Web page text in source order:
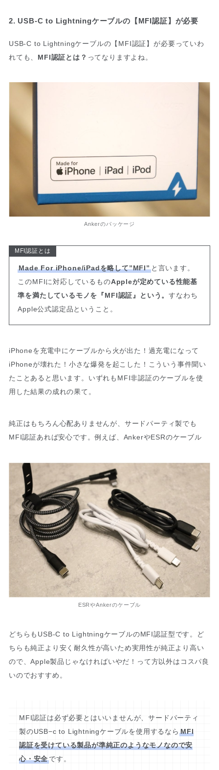
2. USB-C to Lightningケーブルの【MFI認証】が必要
USB-C to Lightningケーブルの【MFI認証】が必要っていわ
れても、 MFI認証とは？ ってなりますよね。
Ankerのパッケージ
MFI認証とは
Made For iPhone/iPadを略して”MFI”と言います。
このMFIに対応しているものAppleが定めている性能基
準を満たしているモノを『MFI認証』という。すなわち
Apple公式認定品ということ。
iPhoneを充電中にケーブルから火が出た！過充電になって
iPhoneが壊れた！小さな爆発を起こした！こういう事件聞い
たことあると思います。いずれもMFI非認証のケーブルを使
用した結果の成れの果て。
純正はもちろん心配ありませんが、サードパーティ製でも
MFI認証あれば安心です。例えば、AnkerやESRのケーブル
ESRやAnkerのケーブル
どちらもUSB-C to LightningケーブルのMFI認証型です。ど
ちらも純正より安く耐久性が高いため実用性が純正より高い
ので、Apple製品じゃなければいやだ！って方以外はコスパ良
いのでおすすめ。
MFI認証は必ず必要とはいいませんが、サードパーティ
製のUSB−c to Lightningケーブルを使用するなら MFI
認証を受けている製品が準純正のようなモノなので安
心・安全です。